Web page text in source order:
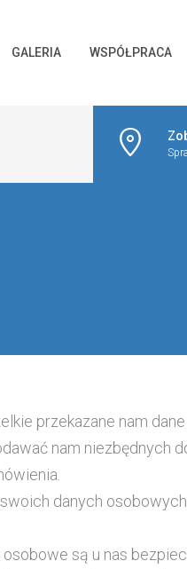
GALERIA WSPÓŁPRACA
przekazane nam
nam niezbędnych
danych
są u nas